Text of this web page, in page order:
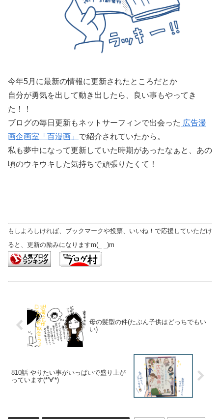
今年5月に最新の情報に更新されたところだとか
自分が勇気を出して動き出したら、良い事もやってき
た！！
ブログの毎日更新もネットサーフィンで出会った 広告漫
画企画室「百漫画」 で紹介されていたから。
私も夢中になって更新していた時期があったなぁと、あの
頃のウキウキした気持ちで頑張りたくて！
もしよろしければ、ブックマークや投票、いいね！で応援していただけ
ると、更新の励みになりますm(_ _)m
母の髪型の件(たぶん子供はどっちでもい
い)
810話 やりたい事がいっぱいで盛り上が
っています(*’∀’*)